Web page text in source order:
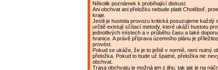
Několik poznámek k probíhající diskusi:
Ani obchvat ani přeložku nebude platit Chotěboř,
kraje.
Jestli je hustota provozu kritická posuzujeme každý
určitě existují sčítací metody, které ukáží hustotu
jednotlivých místech a v průběhu času a také
hranice. A právě příprava územního plánu je
provést.
Pokud se ukáže, že je to ještě v normě, není nutný
přeložka. Pokud to bude už špatné, přeložka nic
obchvat.
Trasa obchvatu je možná jen z jihu, tak jak je na